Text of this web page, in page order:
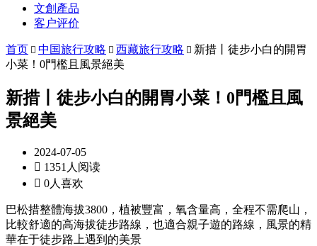
文創產品
客户评价
首页  中国旅行攻略  西藏旅行攻略  新措丨徒步小白的開胃
小菜！0門檻且風景絕美
新措丨徒步小白的開胃小菜！0門檻且風
景絕美
2024-07-05
 1351人阅读
 0人喜欢
巴松措整體海拔3800，植被豐富，氧含量高，全程不需爬山，
比較舒適的高海拔徒步路線，也適合親子遊的路線，風景的精
華在于徒步路上遇到的美景